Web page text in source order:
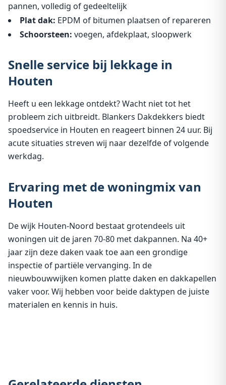
pannen, volledig of gedeeltelijk
Plat dak: EPDM of bitumen plaatsen of repareren
Schoorsteen: voegen, afdekplaat, sloopwerk
Snelle service bij lekkage in
Houten
Heeft u een lekkage ontdekt? Wacht niet tot het
probleem zich uitbreidt. Blankers Dakdekkers biedt
spoedservice in Houten en reageert binnen 24 uur. Bij
acute situaties streven wij naar dezelfde of volgende
werkdag.
Ervaring met de woningmix van
Houten
De wijk Houten-Noord bestaat grotendeels uit
woningen uit de jaren 70-80 met dakpannen. Na 40+
jaar zijn deze daken vaak toe aan een grondige
inspectie of partiële vervanging. In de
nieuwbouwwijken komen platte daken en dakkapellen
vaker voor. Wij hebben voor beide daktypen de juiste
materialen en kennis in huis.